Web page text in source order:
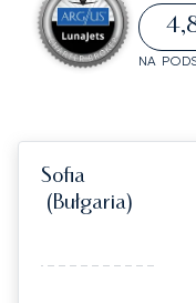
NA
Sofia
(Bułgaria)